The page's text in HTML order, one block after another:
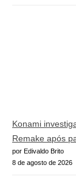
Konami
Remake após
por Edivaldo Brito
8 de agosto de 2026